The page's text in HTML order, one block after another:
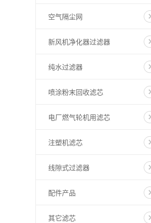
空气隔尘网
新风机净化器过滤器
纯水过滤器
喷涂粉末回收滤芯
电厂燃气轮机用滤芯
注塑机滤芯
线隙式过滤器
配件产品
其它滤芯